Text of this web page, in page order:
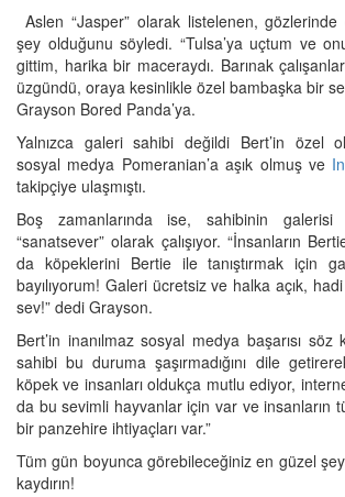
Aslen “Jasper” olarak listelenen,
şey olduğunu söyledi. “Tulsa’ya uçtum ve
gittim, harika bir maceraydı. Barınak
üzgündü, oraya kesinlikle özel bambaşka bir
Grayson Bored Panda’ya.
Yalnızca galeri sahibi değildi Bert’in özel
sosyal medya Pomeranian’a aşık olmuş ve
takipçiye ulaşmıştı.
Boş zamanlarında ise, sahibinin
“sanatsever” olarak çalışıyor. “İnsanların
da köpeklerini Bertie ile tanıştırmak için
bayılıyorum! Galeri ücretsiz ve halka açık,
sev!” dedi Grayson.
Bert’in inanılmaz sosyal medya başarısı
sahibi bu duruma şaşırmadığını dile
köpek ve insanları oldukça mutlu ediyor,
da bu sevimli hayvanlar için var ve insanların
bir panzehire ihtiyaçları var.”
Tüm gün boyunca görebileceğiniz en güzel
kaydırın!